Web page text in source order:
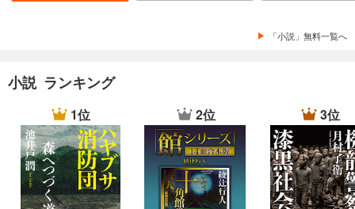
「小説」無料一覧へ
小説 ランキング
1位 2位 3位